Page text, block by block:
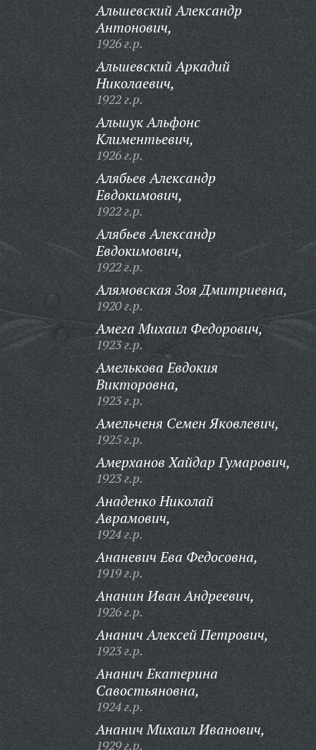
Альшевский Александр
Антонович,
1926 г.р.
Альшевский Аркадий
Николаевич,
1922 г.р.
Альшук Альфонс
Климентьевич,
1926 г.р.
Алябьев Александр
Евдокимович,
1922 г.р.
Алябьев Александр
Евдокимович,
1922 г.р.
Алямовская Зоя Дмитриевна,
1920 г.р.
Амега Михаил Федорович,
1923 г.р.
Амелькова Евдокия
Викторовна,
1923 г.р.
Амельченя Семен Яковлевич,
1925 г.р.
Амерханов Хайдар Гумарович,
1923 г.р.
Анаденко Николай
Аврамович,
1924 г.р.
Ананевич Ева Федосовна,
1919 г.р.
Ананин Иван Андреевич,
1926 г.р.
Ананич Алексей Петрович,
1923 г.р.
Ананич Екатерина
Савостьяновна,
1924 г.р.
Ананич Михаил Иванович,
1929 г.р.